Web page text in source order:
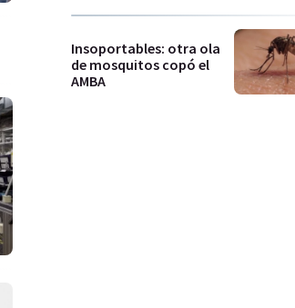
Insoportables: otra ola
de mosquitos copó el
AMBA